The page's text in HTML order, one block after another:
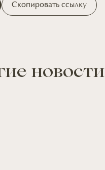
Скопировать ссылку
новости